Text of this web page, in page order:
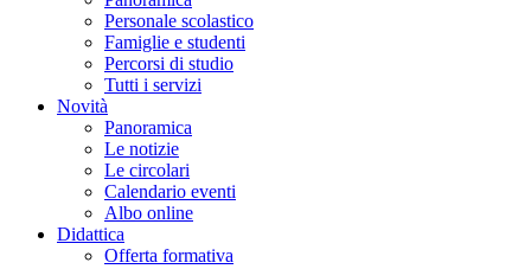
Personale scolastico
Famiglie e studenti
Percorsi di studio
Tutti i servizi
Novità
Panoramica
Le notizie
Le circolari
Calendario eventi
Albo online
Didattica
Offerta formativa